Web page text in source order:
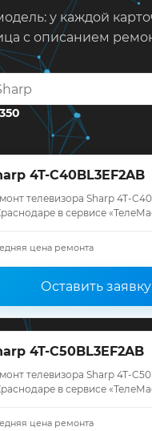
у каждой
с описанием
350
4T-C40BL3EF2AB
телевизора Sharp 4T-
в сервисе
запчасти и гарантия до
цена ремонта
Оставить заявку
4T-C50BL3EF2AB
телевизора Sharp 4T-
в сервисе
запчасти и гарантия до
цена ремонта